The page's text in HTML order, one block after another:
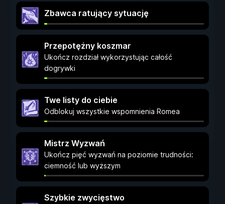
Zbawca ratujący sytuację
Przepotężny koszmar
Ukończ rozdział wykorzystując całość
dogrywki
Twe listy do ciebie
Odblokuj wszystkie wspomnienia Romea
Mistrz Wyzwań
Ukończ pięć wyzwań na poziomie trudności:
ciemność lub wyższym
Szybkie zwycięstwo